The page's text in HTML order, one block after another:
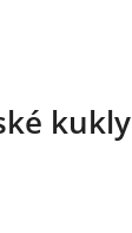
kukly